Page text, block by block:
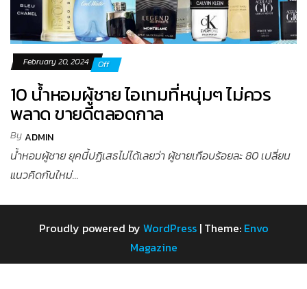
February 20, 2024 Off
10 น้ำหอมผู้ชาย ไอเทมที่หนุ่มๆ ไม่ควร
พลาด ขายดีตลอดกาล
ByADMIN
น้ำหอมผู้ชาย ยุคนี้ปฏิเสธไม่ได้เลยว่า ผู้ชายเกือบร้อยละ 80 เปลี่ยน
แนวคิดกันใหม่...
Proudly powered by WordPress | Theme: Envo
Magazine